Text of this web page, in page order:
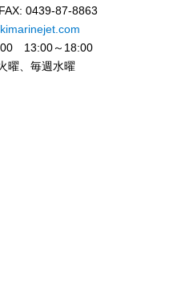
0439-87-8863
13:00～18:00
曜、毎週水曜